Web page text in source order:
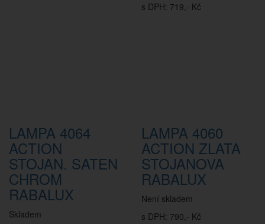
s DPH: 719,- Kč
LAMPA 4064
ACTION
STOJAN. SATEN
CHROM
RABALUX
Skladem
LAMPA 4060
ACTION ZLATA
STOJANOVA
RABALUX
Není skladem
s DPH: 790,- Kč